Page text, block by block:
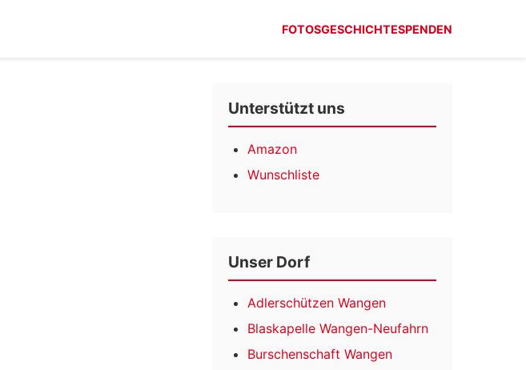
FOTOSGESCHICHTESPENDEN
Unterstützt uns
Amazon
Wunschliste
Unser Dorf
Adlerschützen Wangen
Blaskapelle Wangen-Neufahrn
Burschenschaft Wangen